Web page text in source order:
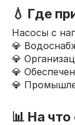
💧 Где
Насосы с
💎
💎
💎
💎
📊 На